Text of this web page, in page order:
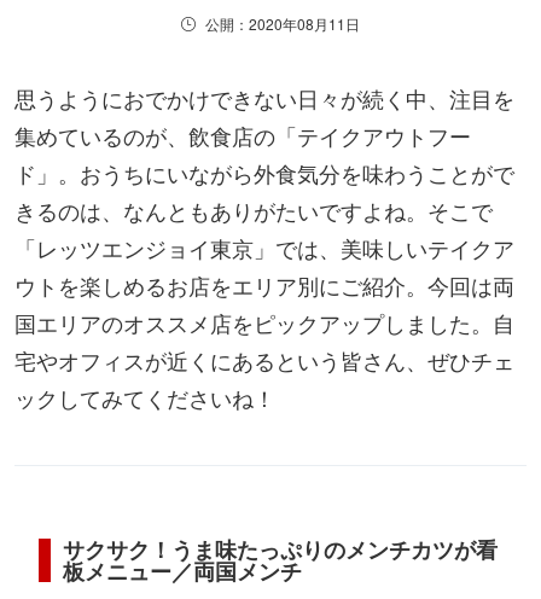
公開：2020年08月11日
思うようにおでかけできない日々が続く中、注目を
集めているのが、飲食店の「テイクアウトフー
ド」。おうちにいながら外食気分を味わうことがで
きるのは、なんともありがたいですよね。そこで
「レッツエンジョイ東京」では、美味しいテイクア
ウトを楽しめるお店をエリア別にご紹介。今回は両
国エリアのオススメ店をピックアップしました。自
宅やオフィスが近くにあるという皆さん、ぜひチェ
ックしてみてくださいね！
サクサク！うま味たっぷりのメンチカツが看
板メニュー／両国メンチ